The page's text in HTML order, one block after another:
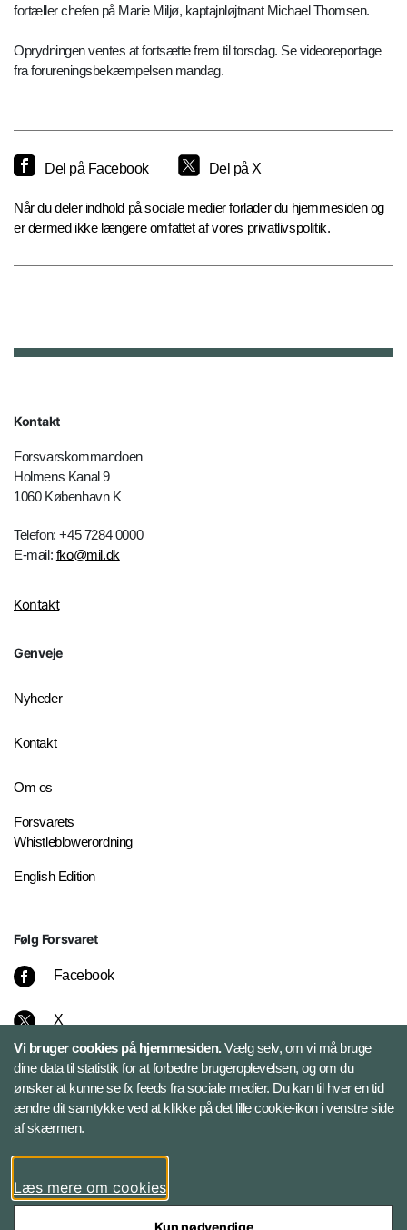
fortæller chefen på Marie Miljø, kaptajnløjtnant Michael Thomsen.
Oprydningen ventes at fortsætte frem til torsdag. Se videoreportage
fra forureningsbekæmpelsen mandag.
Del på Facebook Del på X
Når du deler indhold på sociale medier forlader du hjemmesiden og
er dermed ikke længere omfattet af vores privatlivspolitik.
Kontakt
Forsvarskommandoen
Holmens Kanal 9
1060 København K
Telefon: +45 7284 0000
E-mail: fko@mil.dk
Kontakt
Genveje
Nyheder
Kontakt
Om os
Forsvarets
Whistleblowerordning
English Edition
Følg Forsvaret
Facebook
X
Instagram
Bluesky
LinkedIn
Vi bruger cookies på hjemmesiden.Vælg selv, om vi må bruge
dine data til statistik for at forbedre brugeroplevelsen, og om du
ønsker at kunne se fx feeds fra sociale medier. Du kan til hver en tid
ændre dit samtykke ved at klikke på det lille cookie-ikon i venstre side
af skærmen.
Læs mere om cookies
Kun nødvendige